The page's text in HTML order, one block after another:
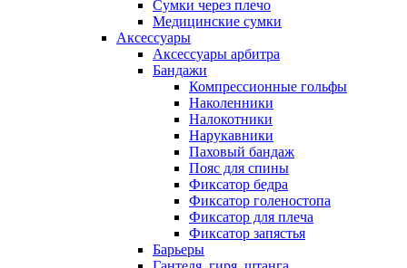
Сумки через плечо
Медицинские сумки
Аксессуары
Аксессуары арбитра
Бандажи
Компрессионные гольфы
Наколенники
Налокотники
Нарукавники
Паховый бандаж
Пояс для спины
Фиксатор бедра
Фиксатор голеностопа
Фиксатор для плеча
Фиксатор запястья
Барьеры